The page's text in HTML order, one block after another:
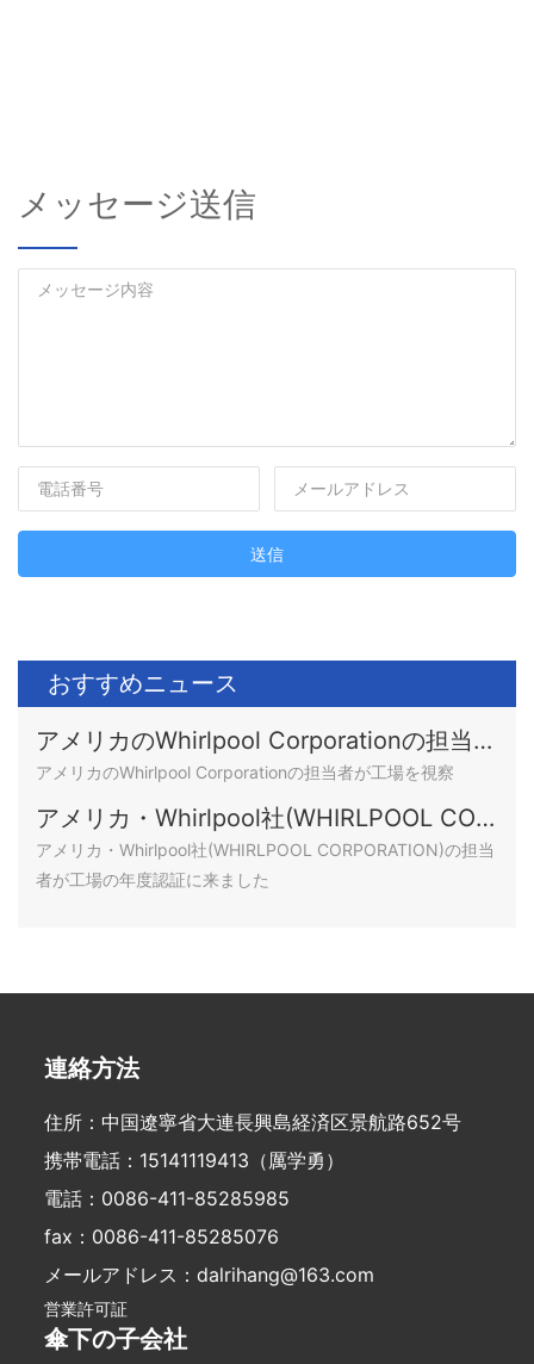
メッセージ送信
送信
おすすめニュース
アメリカのWhirlpool Corporationの担当者
が工場を視察
アメリカのWhirlpool Corporationの担当者が工場を視察
アメリカ・Whirlpool社(WHIRLPOOL COR
PORATION)の担当者が工場の年度認証に来
ました
アメリカ・Whirlpool社(WHIRLPOOL CORPORATION)の担当
者が工場の年度認証に来ました
連絡方法
住所：中国遼寧省大連長興島経済区景航路652号
携帯電話： 15141119413 （厲学勇）
電話： 0086-411-85285985
fax：0086-411-85285076
メールアドレス：dalrihang@163.com
営業許可証
傘下の子会社